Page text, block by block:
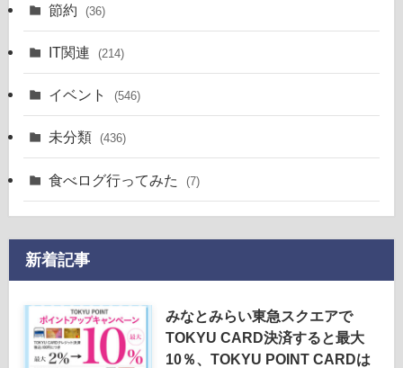
節約 (36)
IT関連 (214)
イベント (546)
未分類 (436)
食べログ行ってみた (7)
新着記事
みなとみらい東急スクエアで
TOKYU CARD決済すると最大
10％、TOKYU POINT CARDは